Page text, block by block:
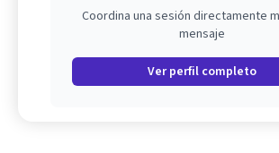
Coordina una sesión directamente
mensaje
Ver perfil completo